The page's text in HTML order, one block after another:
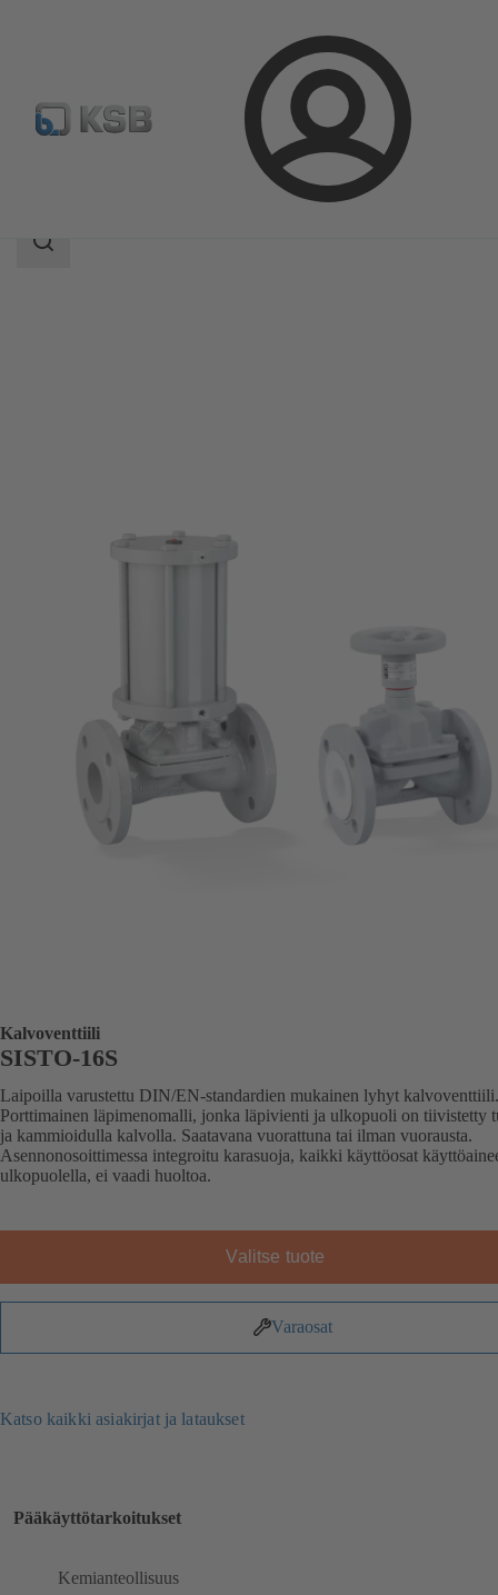
Kirjaudu
SISTO-16S
Haun
Kalvoventtiili
SISTO-16S
Laipoilla varustettu DIN/EN-standardien mukainen lyhyt kalvoventtiili.
Porttimainen läpimenomalli, jonka läpivienti ja ulkopuoli on tiivistetty
ja kammioidulla kalvolla. Saatavana vuorattuna tai ilman vuorausta.
Asennonosoittimessa integroitu karasuoja, kaikki käyttöosat
ulkopuolella, ei vaadi huoltoa.
Valitse tuote
Varaosat
Katso kaikki asiakirjat ja lataukset
Pääkäyttötarkoitukset
Kemianteollisuus